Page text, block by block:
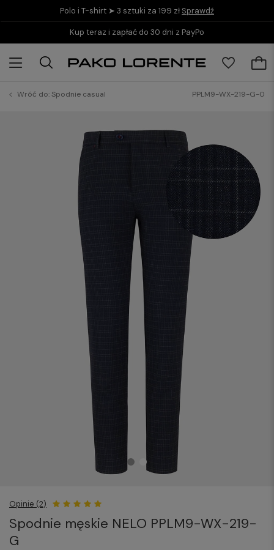
Polo i T-shirt ➤ 3 sztuki za 199 zł Sprawdź
Kup teraz i zapłać do 30 dni z PayPo
Wróć do:Spodnie casual PPLM9-WX-219-G-0
Opinie (2)
Spodnie męskie NELO PPLM9-WX-219-
G